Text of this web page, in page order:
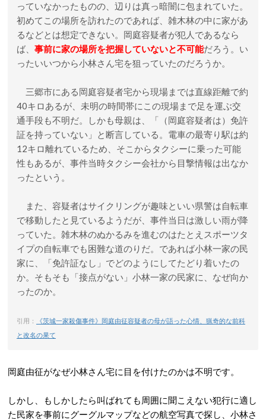
っていなかったものの、辺りは真っ暗闇に包まれていた。
初めてこの場所を訪れたのであれば、雑木林の中に家があ
るなどとは想定できない。岡庭容疑者が犯人であるなら
ば、 事前に家の場所を把握していないと不可能だろう。い
ったいいつから小林さん宅を狙っていたのだろうか。
三郷市にある岡庭容疑者宅から現場までは直線距離で約
40キロあるが、未明の時間帯にこの現場まで足を運ぶ交
通手段も不明だ。しかも母親は、「（岡庭容疑者は）免許
証を持っていない」と断言している。電車の最寄り駅は約
12キロ離れているため、そこからタクシーに乗った可能
性もあるが、事件当時タクシー会社から目撃情報は出なか
ったという。
また、容疑者はサイクリングが趣味といい県警は自転車
で移動したと見ているようだが、事件当日は激しい雨が降
っていた。雑木林のぬかるみを進むのはたとえスポーツタ
イプの自転車でも困難な道のりだ。であれば小林一家の民
家に、「免許証なし」でどのようにしてたどり着いたの
か。そもそも「接点がない」小林一家の民家に、なぜ向か
ったのか。
引用：
《茨城一家殺傷事件》岡庭由征容疑者の母が語った心情、猟奇的な前科
と改名の果て
岡庭由征がなぜ小林さん宅に目を付けたのかは不明です。
しかし、もしかしたら叫ばれても周囲に聞こえない犯行に適し
た民家を事前にグーグルマップなどの航空写真で探し、小林さ